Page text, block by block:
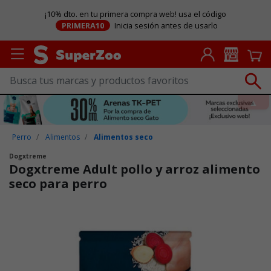
¡10% dto. en tu primera compra web! usa el código
PRIMERA10
Inicia sesión antes de usarlo
Perro Alimentos Alimentos seco
Dogxtreme
Dogxtreme Adult pollo y arroz alimento
seco para perro